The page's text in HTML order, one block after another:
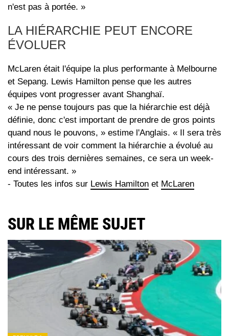
n'est pas à portée. »
LA HIÉRARCHIE PEUT ENCORE
ÉVOLUER
McLaren était l'équipe la plus performante à Melbourne
et Sepang. Lewis Hamilton pense que les autres
équipes vont progresser avant Shanghaï.
« Je ne pense toujours pas que la hiérarchie est déjà
définie, donc c'est important de prendre de gros points
quand nous le pouvons, » estime l'Anglais. « Il sera très
intéressant de voir comment la hiérarchie a évolué au
cours des trois dernières semaines, ce sera un week-
end intéressant. »
- Toutes les infos sur Lewis Hamilton et McLaren
SUR LE MÊME SUJET